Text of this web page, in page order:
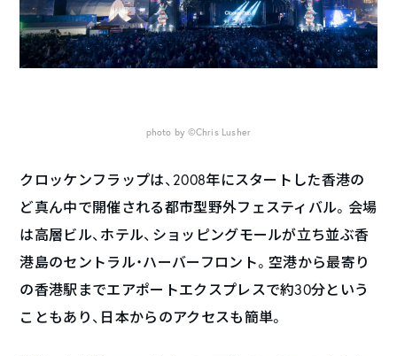
photo by ©Chris Lusher
クロッケンフラップは、2008年にスタートした香港の
ど真ん中で開催される都市型野外フェスティバル。会場
は高層ビル、ホテル、ショッピングモールが立ち並ぶ香
港島のセントラル・ハーバーフロント。空港から最寄り
の香港駅までエアポートエクスプレスで約30分という
こともあり、日本からのアクセスも簡単。